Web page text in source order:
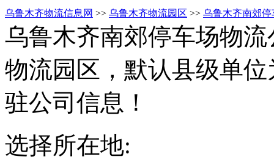
乌鲁木齐物流信息网 >> 乌鲁木齐物流园区 >> 乌鲁木齐南郊
乌鲁木齐南郊停车场物
物流园区，默认县级单
驻公司信息！
选择所在地: